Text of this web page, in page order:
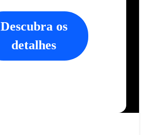
Descubra os
detalhes